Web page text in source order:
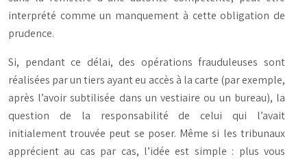
interprété comme un manquement à cette obligation de
prudence.
Si, pendant ce délai, des opérations frauduleuses sont
réalisées par un tiers ayant eu accès à la carte (par exemple,
après l’avoir subtilisée dans un vestiaire ou un bureau), la
question de la responsabilité de celui qui l’avait
initialement trouvée peut se poser. Même si les tribunaux
apprécient au cas par cas, l’idée est simple : plus vous